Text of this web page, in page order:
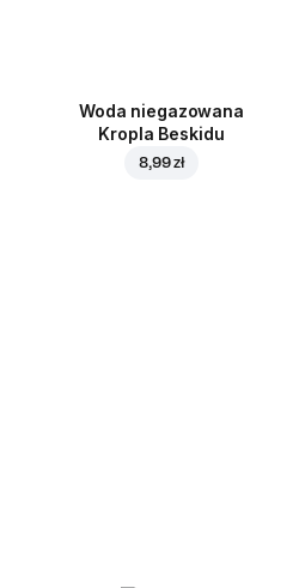
Woda niegazowana
Kropla Beskidu
8,99 zł